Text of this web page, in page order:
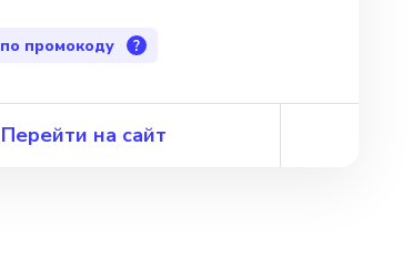
по промокоду ?
Перейти на сайт